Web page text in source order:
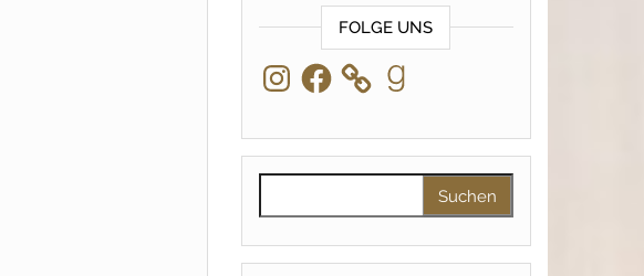
FOLGE UNS
InstagramFacebook Goodreads